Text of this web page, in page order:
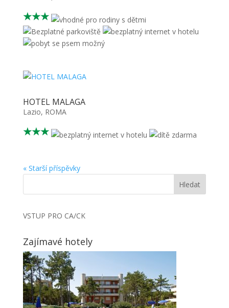
★★★
HOTEL MALAGA
Lazio, ROMA
★★★
« Starší příspěvky
VSTUP PRO CA/CK
Zajímavé hotely